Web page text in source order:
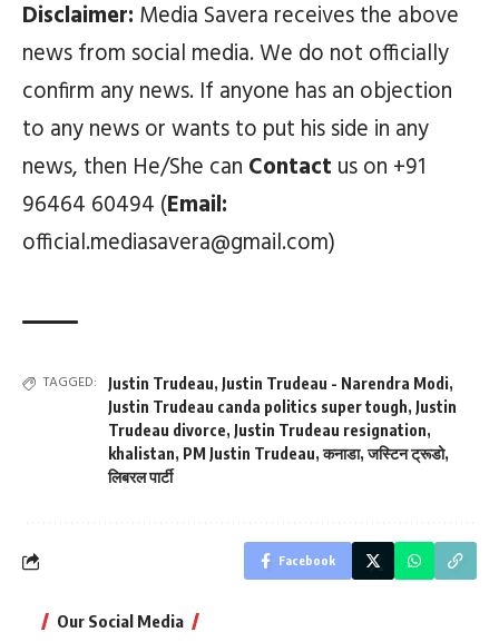
Disclaimer: Media Savera receives the above
news from social media. We do not officially
confirm any news. If anyone has an objection
to any news or wants to put his side in any
news, then He/She can Contact us on +91
96464 60494 (Email:
official.mediasavera@gmail.com)
TAGGED: Justin Trudeau, Justin Trudeau - Narendra Modi,
Justin Trudeau canda politics super tough, Justin
Trudeau divorce, Justin Trudeau resignation,
khalistan, PM Justin Trudeau,कनाडा,जस्टिन ट्रूडो,
लिबरल पार्टी
Facebook
Our Social Media